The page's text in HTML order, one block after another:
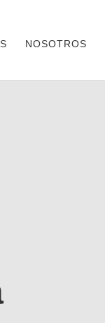
NOSOTROS